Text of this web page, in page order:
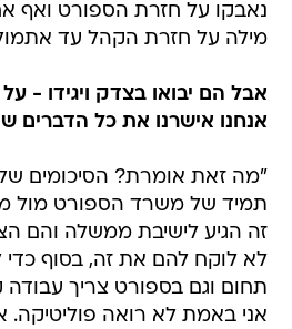
נאבקו על חזרת הספורט ואף
מילה על חזרת הקהל עד
אבל הם יבואו בצדק ויגידו -
אנחנו אישרנו את כל הדברים
"מה זאת אומרת? הסיכומים
תמיד של משרד הספורט מול
זה הגיע לישיבת ממשלה והם
לא לוקח להם את זה, בסוף כדי
תחום וגם בספורט צריך עבודה
אני באמת לא רואה פוליטיקה.